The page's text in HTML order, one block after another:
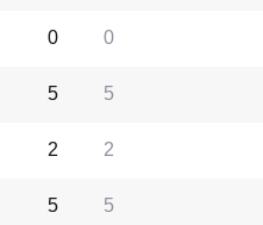
0
0
5
5
2
2
5
5